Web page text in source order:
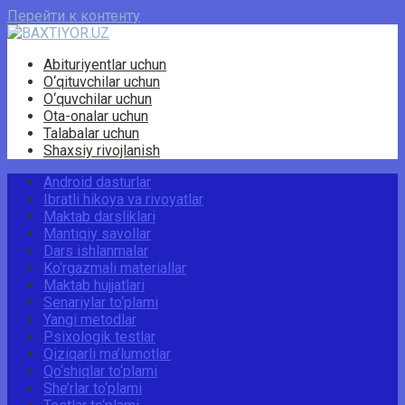
Перейти к контенту
Abituriyentlar uchun
O‘qituvchilar uchun
O‘quvchilar uchun
Ota-onalar uchun
Talabalar uchun
Shaxsiy rivojlanish
Android dasturlar
Ibratli hikoya va rivoyatlar
Maktab darsliklari
Mantiqiy savollar
Dars ishlanmalar
Ko‘rgazmali materiallar
Maktab hujjatlari
Senariylar to‘plami
Yangi metodlar
Psixologik testlar
Qiziqarli ma’lumotlar
Qo‘shiqlar to‘plami
She’rlar to‘plami